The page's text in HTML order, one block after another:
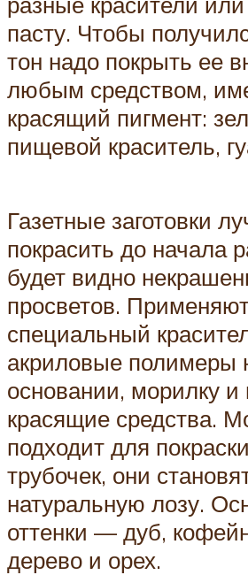
пасту. Чтобы
тон надо покрыть ее
любым средством,
красящий пигмент:
пищевой краситель,
Газетные заготовки
покрасить до начала
будет видно
просветов.
специальный
акриловые полимеры
основании, морилку
красящие средства.
подходит для
трубочек, они
натуральную лозу.
оттенки — дуб,
дерево и орех.